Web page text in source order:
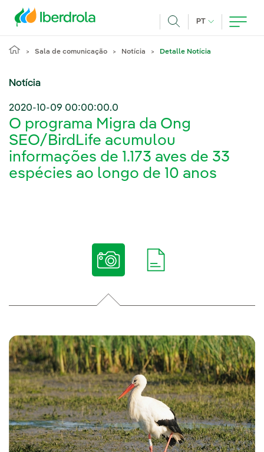
PT IDIOMA ATUAL,
Sala de comunicação Notícia Detalle Notícia
Notícia
2020-10-09 00:00:00.0
O programa Migra da Ong
SEO/BirdLife acumulou
informações de 1.173 aves de 33
espécies ao longo de 10 anos